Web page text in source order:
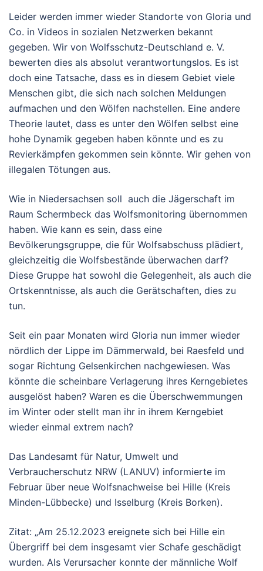
Leider werden immer wieder Standorte von Gloria und
Co. in Videos in sozialen Netzwerken bekannt
gegeben. Wir von Wolfsschutz-Deutschland e. V.
bewerten dies als absolut verantwortungslos. Es ist
doch eine Tatsache, dass es in diesem Gebiet viele
Menschen gibt, die sich nach solchen Meldungen
aufmachen und den Wölfen nachstellen. Eine andere
Theorie lautet, dass es unter den Wölfen selbst eine
hohe Dynamik gegeben haben könnte und es zu
Revierkämpfen gekommen sein könnte. Wir gehen von
illegalen Tötungen aus.
Wie in Niedersachsen soll auch die Jägerschaft im
Raum Schermbeck das Wolfsmonitoring übernommen
haben. Wie kann es sein, dass eine
Bevölkerungsgruppe, die für Wolfsabschuss plädiert,
gleichzeitig die Wolfsbestände überwachen darf?
Diese Gruppe hat sowohl die Gelegenheit, als auch die
Ortskenntnisse, als auch die Gerätschaften, dies zu
tun.
Seit ein paar Monaten wird Gloria nun immer wieder
nördlich der Lippe im Dämmerwald, bei Raesfeld und
sogar Richtung Gelsenkirchen nachgewiesen. Was
könnte die scheinbare Verlagerung ihres Kerngebietes
ausgelöst haben? Waren es die Überschwemmungen
im Winter oder stellt man ihr in ihrem Kerngebiet
wieder einmal extrem nach?
Das Landesamt für Natur, Umwelt und
Verbraucherschutz NRW (LANUV) informierte im
Februar über neue Wolfsnachweise bei Hille (Kreis
Minden-Lübbecke) und Isselburg (Kreis Borken).
Zitat: „Am 25.12.2023 ereignete sich bei Hille ein
Übergriff bei dem insgesamt vier Schafe geschädigt
wurden. Als Verursacher konnte der männliche Wolf